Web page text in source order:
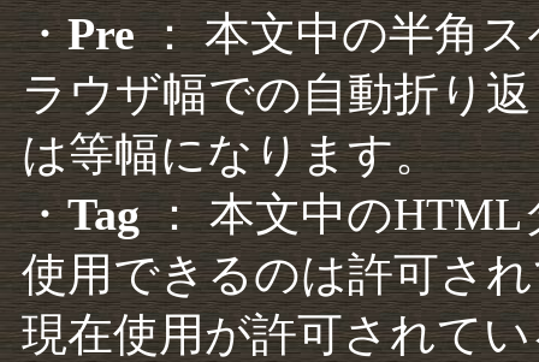
・Pre： 本文中の半角
ラウザ幅での自動折り
は等幅になります。
・Tag： 本文中のHTML
使用できるのは許可さ
現在使用が許可されて